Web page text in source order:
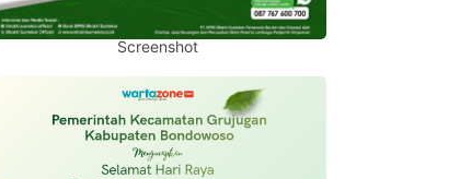
Screenshot